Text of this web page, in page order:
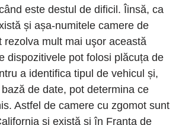
este destul de dificil. Îinsă, ca
și așa-numitele camere de
rezolva mult mai uşor această
dispozitivele pot folosi plăcuța de
a identifica tipul de vehicul și,
de date, pot determina ce
Astfel de camere cu zgomot sunt
și există și în Franța de